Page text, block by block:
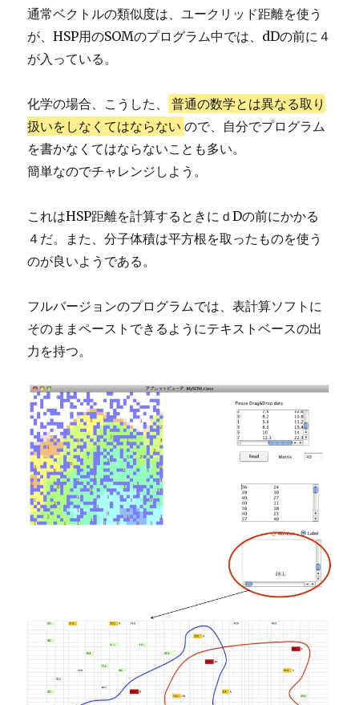
通常ベクトルの類似度は、ユークリッド距離を使う
が、HSP用のSOMのプログラム中では、dDの前に４
が入っている。
化学の場合、こうした、
普通の数学とは異なる取り
扱いをしなくてはならない ので、自分でプログラム
を書かなくてはならないことも多い。
簡単なのでチャレンジしよう。
これはHSP距離を計算するときにｄDの前にかかる
４だ。また、分子体積は平方根を取ったものを使う
のが良いようである。
フルバージョンのプログラムでは、表計算ソフトに
そのままペーストできるようにテキストベースの出
力を持つ。